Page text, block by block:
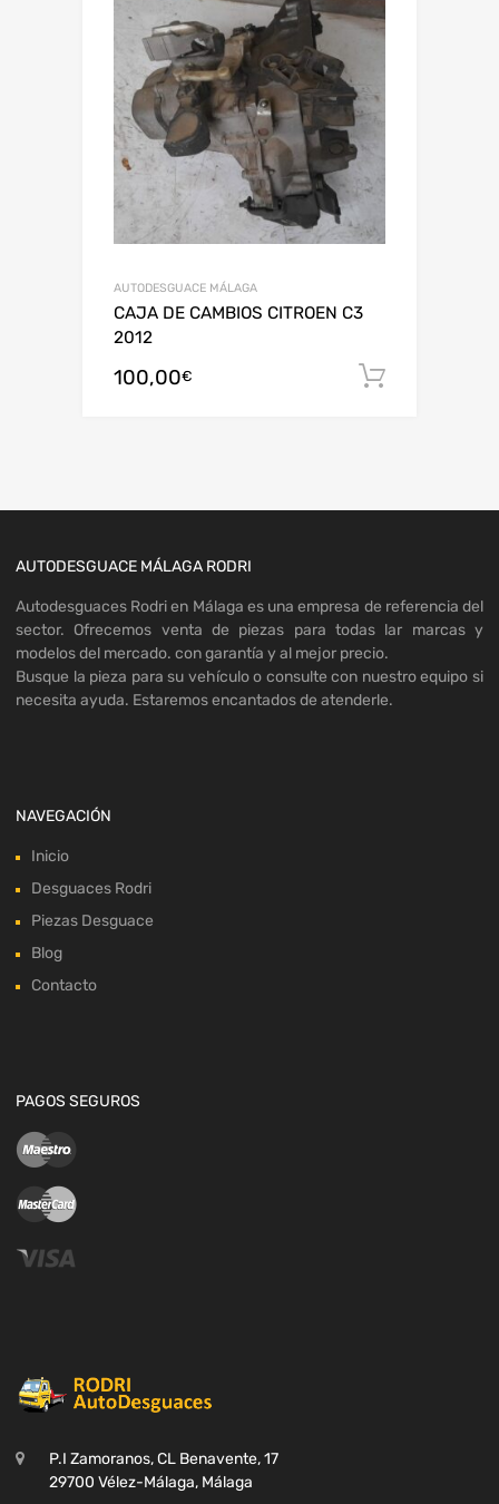
AUTODESGUACE MÁLAGA
CAJA DE CAMBIOS CITROEN C3
2012
100,00€
AUTODESGUACE MÁLAGA RODRI
Autodesguaces Rodri en Málaga es una empresa de referencia del
sector. Ofrecemos venta de piezas para todas lar marcas y
modelos del mercado. con garantía y al mejor precio.
Busque la pieza para su vehículo o consulte con nuestro equipo si
necesita ayuda. Estaremos encantados de atenderle.
NAVEGACIÓN
Inicio
Desguaces Rodri
Piezas Desguace
Blog
Contacto
PAGOS SEGUROS
P.I Zamoranos, CL Benavente, 17
29700 Vélez-Málaga, Málaga